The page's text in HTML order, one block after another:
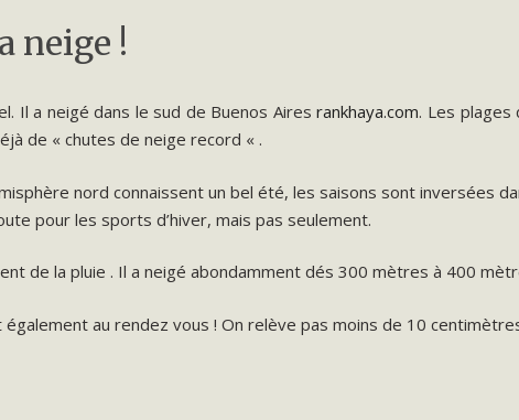
neige !
Il a neigé dans le sud de Buenos Airesrankhaya.com. Les plages
de « chutes de neige record « .
nord connaissent un bel été, les saisons sont inversées
pour les sports d’hiver, mais pas seulement.
de la pluie . Il a neigé abondamment dés 300 mètres à 400
au rendez vous ! On relève pas moins de 10